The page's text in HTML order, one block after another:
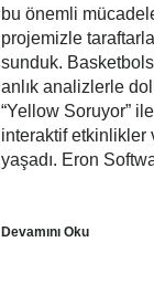
bu önemli
projemizle
sunduk.
anlık analizlerle
“Yellow Soruyor”
interaktif etkinlikler
yaşadı. Eron
Devamını Oku